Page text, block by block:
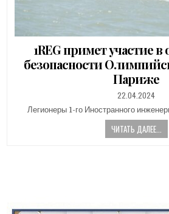
1REG примет участие
безопасности
Париже
PUBLISHED
DATE:
22.04.2024
Легионеры 1-го Иностранного
ЧИТАТЬ ДАЛЕЕ...